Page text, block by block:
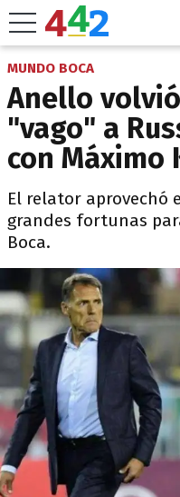
MUNDO BOCA
Anello
"vago" a
con Máximo
El relator aprovechó
grandes fortunas
Boca.